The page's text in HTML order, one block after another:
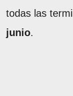
todas las
junio.